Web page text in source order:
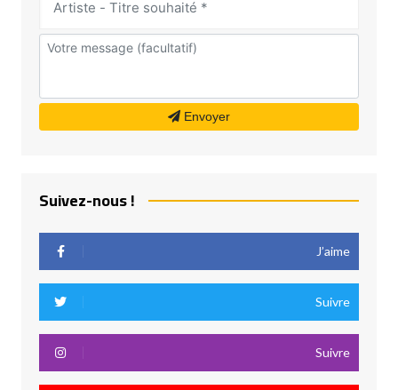
Envoyer
Suivez-nous !
J’aime
Suivre
Suivre